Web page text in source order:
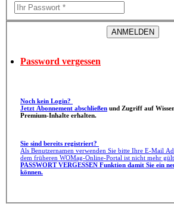
Password vergessen
Noch kein Login?
Jetzt Abonnement abschließen
Premium-Inhalte erhalten.
Sie sind bereits registriert?
Als Benutzernamen verwenden Sie bitte Ihre E-Mail
dem früheren WOMag-Online-Portal ist nicht mehr
PASSWORT VERGESSEN Funktion damit Sie ein
können.